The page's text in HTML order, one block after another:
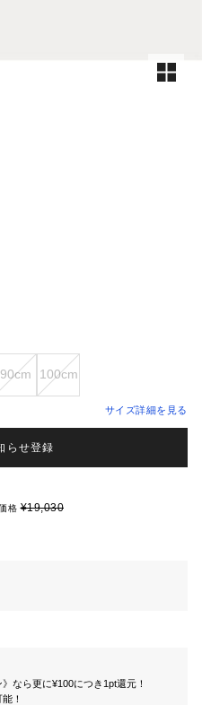
90cm 100cm
サイズ詳細を見る
らせ登録
格¥19,030
なら更に¥100につき1pt還元！
！